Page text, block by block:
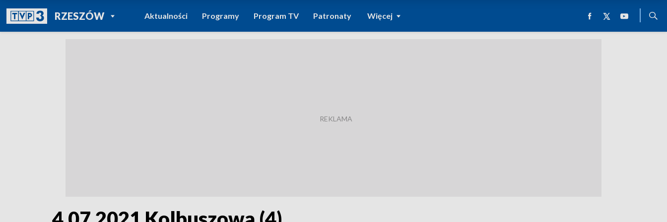
RZESZÓWPOWRÓT DO
TVP REGIONY
Aktualności Programy Program TV Patronaty Więcej